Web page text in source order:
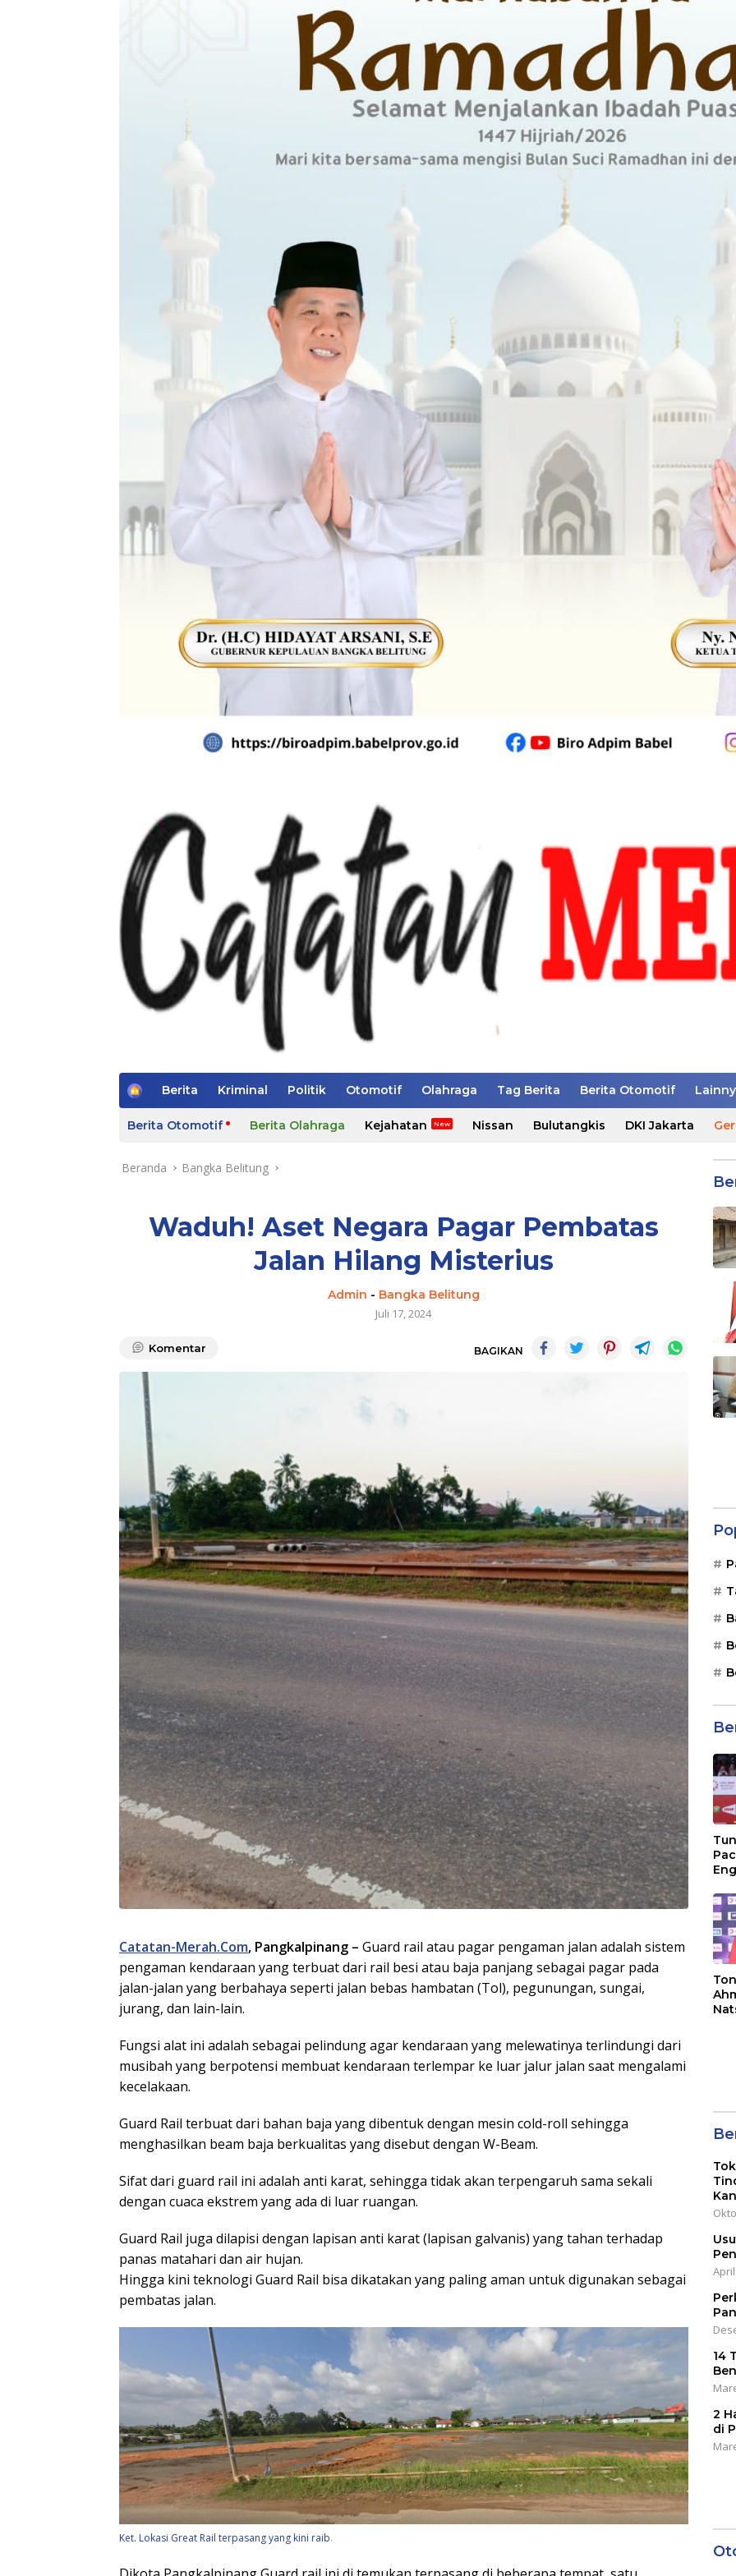
H
m
e
Berita Kriminal Politik Otomotif Olahraga Tag Berita Berita Otomotif
Berita Otomotif Berita Olahraga Kejahatan Nissan Bulutangkis DKI Jakarta
Beranda Bangka Belitung
Waduh! Aset Negara Pagar Pembatas
Jalan Hilang Misterius
Admin - Bangka Belitung
Juli 17, 2024
Komentar BAGIKAN
Catatan-Merah.Com, Pangkalpinang – Guard rail atau pagar pengaman jalan adalah sistem
pengaman kendaraan yang terbuat dari rail besi atau baja panjang sebagai pagar pada
jalan-jalan yang berbahaya seperti jalan bebas hambatan (Tol), pegunungan, sungai,
jurang, dan lain-lain.
Fungsi alat ini adalah sebagai pelindung agar kendaraan yang melewatinya terlindungi dari
musibah yang berpotensi membuat kendaraan terlempar ke luar jalur jalan saat mengalami
kecelakaan.
Guard Rail terbuat dari bahan baja yang dibentuk dengan mesin cold-roll sehingga
menghasilkan beam baja berkualitas yang disebut dengan W-Beam.
Sifat dari guard rail ini adalah anti karat, sehingga tidak akan terpengaruh sama sekali
dengan cuaca ekstrem yang ada di luar ruangan.
Guard Rail juga dilapisi dengan lapisan anti karat (lapisan galvanis) yang tahan terhadap
panas matahari dan air hujan.
Hingga kini teknologi Guard Rail bisa dikatakan yang paling aman untuk digunakan sebagai
pembatas jalan.
Ket. Lokasi Great Rail terpasang yang kini raib.
14
2
di